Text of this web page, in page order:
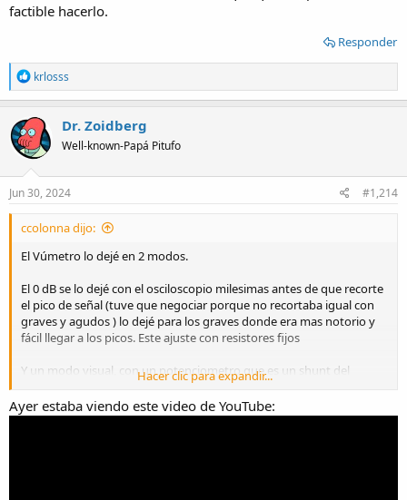
factible hacerlo.
Responder
R
e
a
c
t
i
o
n
s
krlosss
Dr. Zoidberg
Well-known-Papá Pitufo
Jun 30, 2024 #1,214
ccolonna dijo:
El Vúmetro lo dejé en 2 modos.
El 0 dB se lo dejé con el osciloscopio milesimas antes de que recorte
el pico de señal (tuve que negociar porque no recortaba igual con
graves y agudos ) lo dejé para los graves donde era mas notorio y
fácil llegar a los picos. Este ajuste con resistores fijos
Y un modo visual, con un potenciometro que es un shunt del
resistor anterior y permite ver la escala llegar hasta el rojo con un
volumen moderado, es solamente decorativo y acompaña la
Hacer clic para expandir...
Ayer estaba viendo este video de YouTube: